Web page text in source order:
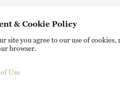
京ICP备20000184号
& Cookie Policy
site you agree to our use of
browser.
Use